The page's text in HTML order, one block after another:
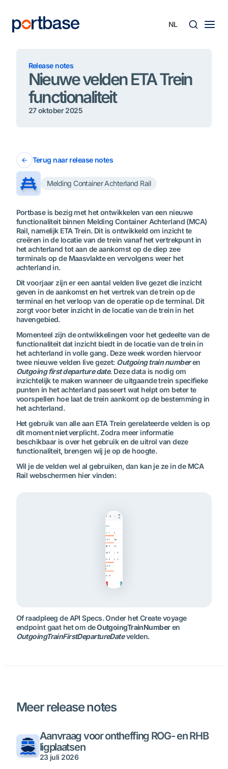
inhoud
Release notes
Nieuwe velden ETA Trein
functionaliteit
27 oktober 2025
Terug naar release notes
Melding Container Achterland Rail
Portbase is bezig met het ontwikkelen van een nieuwe
functionaliteit binnen Melding Container Achterland (MCA)
Rail, namelijk ETA Trein. Dit is ontwikkeld om inzicht te
creëren in de locatie van de trein vanaf het vertrekpunt in
het achterland tot aan de aankomst op de diep zee
terminals op de Maasvlakte en vervolgens weer het
achterland in.
Dit voorjaar zijn er een aantal velden live gezet die inzicht
geven in de aankomst en het vertrek van de trein op de
terminal en het verloop van de operatie op de terminal. Dit
zorgt voor beter inzicht in de locatie van de trein in het
havengebied.
Momenteel zijn de ontwikkelingen voor het gedeelte van de
functionaliteit dat inzicht biedt in de locatie van de trein in
het achterland in volle gang. Deze week worden hiervoor
twee nieuwe velden live gezet: Outgoing train numberen
Outgoing first departure date. Deze data is nodig om
inzichtelijk te maken wanneer de uitgaande trein specifieke
punten in het achterland passeert wat helpt om beter te
voorspellen hoe laat de trein aankomt op de bestemming in
het achterland.
Het gebruik van alle aan ETA Trein gerelateerde velden is op
dit momentnietverplicht. Zodra meer informatie
beschikbaar is over het gebruik en de uitrol van deze
functionaliteit, brengen wij je op de hoogte.
Wil je de velden wel al gebruiken, dan kan je ze in de MCA
Rail webschermen hier vinden:
Of raadpleeg de API Specs. Onder het Create voyage
endpoint gaat het om deOutgoingTrainNumberen
OutgoingTrainFirstDepartureDate velden.
Meer release notes
23 juli 2026
Aanvraag voor ontheffing ROG- en RHB
ligplaatsen